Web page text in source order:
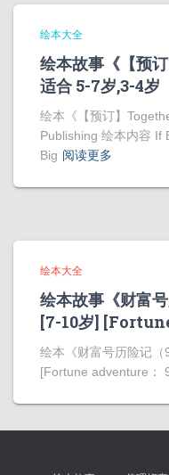
绘本大全
绘本故事《【预
适合 5-7岁,3-4岁
绘本《【预订】
Publishing 绘本内容
Big 阅读更多
绘本大全
绘本故事《财富
[7-10岁]
绘本《财富号历险记
[Fortune adventure：